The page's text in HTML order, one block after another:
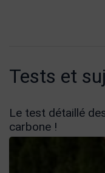
Tests et
Le test détaillé
carbone !